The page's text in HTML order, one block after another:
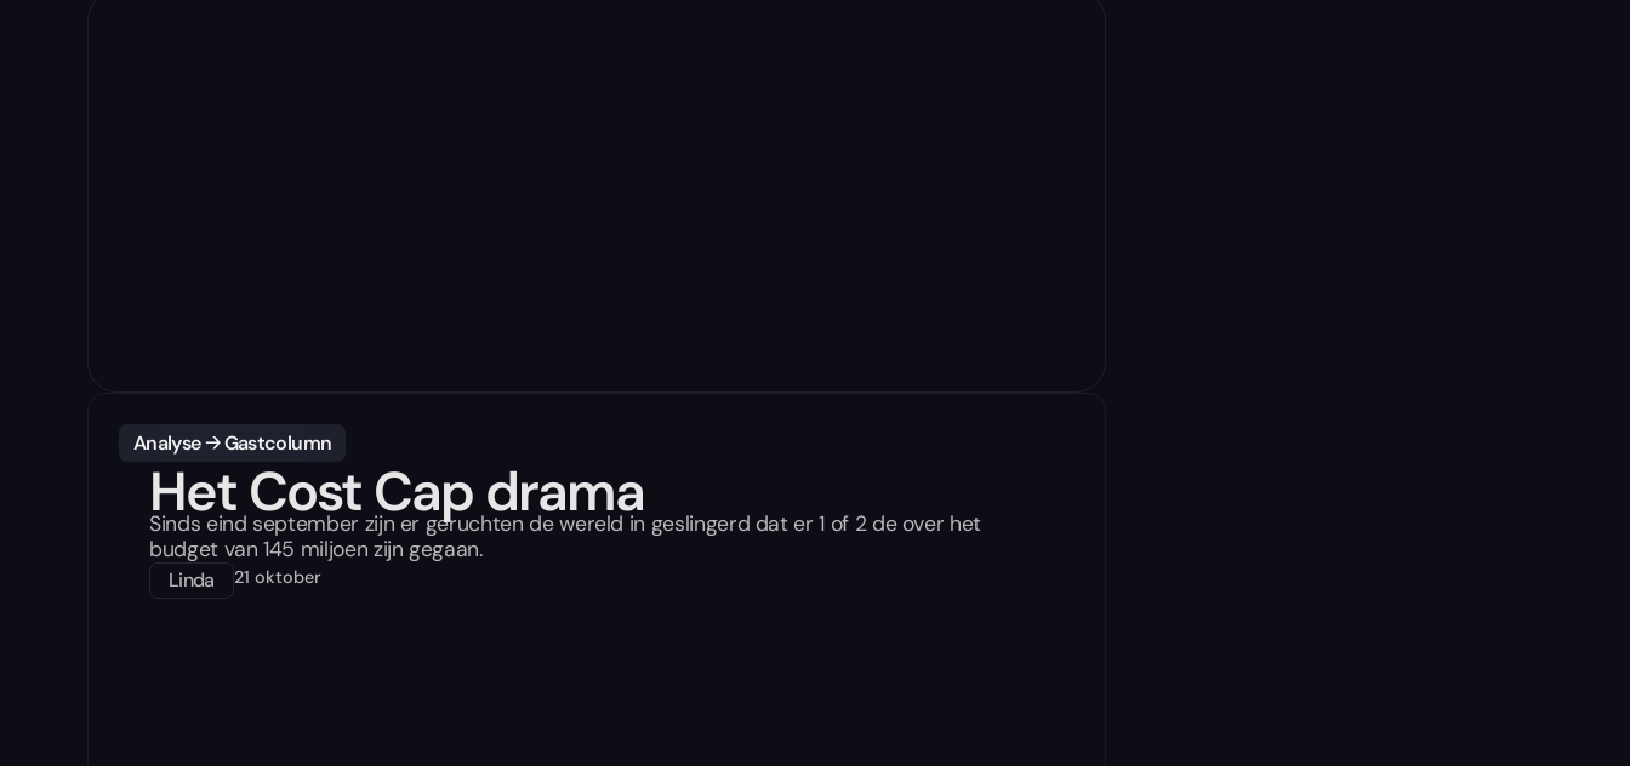
Het Cost Cap drama
Linda 21 oktober
Sinds eind september zijn er geruchten de wereld in geslingerd dat er 1 of 2 de over het
budget van 145 miljoen zijn gegaan.
Analyse🡢Gastcolumn